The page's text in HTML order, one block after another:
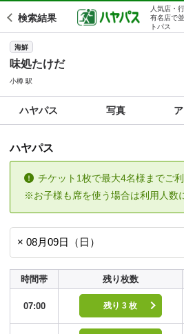
検索結果
人気店・
有名店で
トパス
海鮮
味処たけだ
小樽 駅
ハヤパス 写真
ハヤパス
チケット1枚で最大4名様までご利
※お子様も席を使う場合は利用人数
時間帯 残り枚数
07:00 残り 3 枚